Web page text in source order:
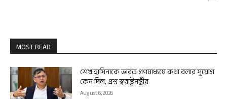
MOST READ
শেখ হাসিনাকে ভারত গণমাধ্যমে কথা বলার সুযোগ
কেন দিল, প্রশ্ন স্বরাষ্ট্রমন্ত্রীর
August 6, 2026